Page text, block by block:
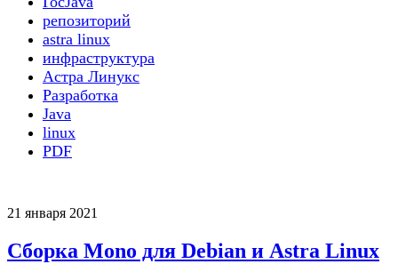
репозиторий
astra linux
инфраструктура
Астра Линукс
Разработка
Java
linux
PDF
21 января 2021
Сборка Mono для Debian и Astra Linux